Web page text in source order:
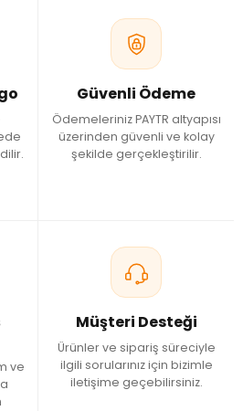
Güvenli Ödeme
Ödemeleriniz PAYTR altyapısı
üzerinden güvenli ve kolay
şekilde gerçekleştirilir.
ve
Müşteri Desteği
Ürünler ve sipariş süreciyle
ilgili sorularınız için bizimle
iletişime geçebilirsiniz.